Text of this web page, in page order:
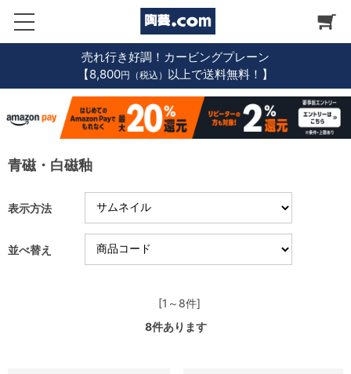
売れ行き好調！カービングプレーン
【8,800円（税込） 以上で送料無料！】
青磁・白磁釉
表示方法
並べ替え
[1～8件]
8件あります